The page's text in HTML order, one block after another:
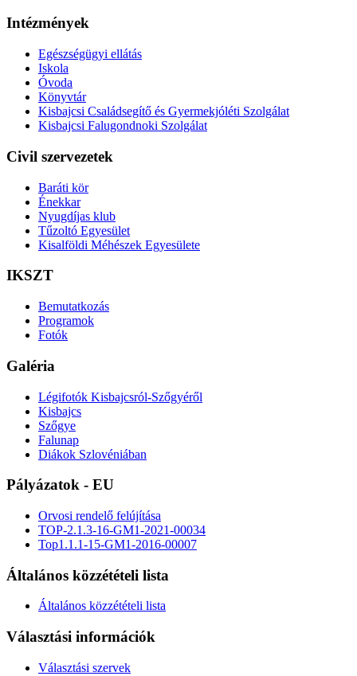
Intézmények
Egészségügyi ellátás
Iskola
Óvoda
Könyvtár
Kisbajcsi Családsegítő és Gyermekjóléti Szolgálat
Kisbajcsi Falugondnoki Szolgálat
Civil szervezetek
Baráti kör
Énekkar
Nyugdíjas klub
Tűzoltó Egyesület
Kisalföldi Méhészek Egyesülete
IKSZT
Bemutatkozás
Programok
Fotók
Galéria
Légifotók Kisbajcsról-Szőgyéről
Kisbajcs
Szőgye
Falunap
Diákok Szlovéniában
Pályázatok - EU
Orvosi rendelő felújítása
TOP-2.1.3-16-GM1-2021-00034
Top1.1.1-15-GM1-2016-00007
Általános közzétételi lista
Általános közzétételi lista
Választási információk
Választási szervek